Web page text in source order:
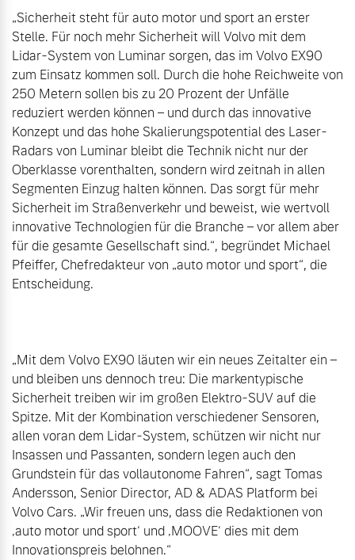
„Sicherheit steht für auto motor und sport an erster
Stelle. Für noch mehr Sicherheit will Volvo mit dem
Lidar-System von Luminar sorgen, das im Volvo EX90
zum Einsatz kommen soll. Durch die hohe Reichweite von
250 Metern sollen bis zu 20 Prozent der Unfälle
reduziert werden können – und durch das innovative
Konzept und das hohe Skalierungspotential des Laser-
Radars von Luminar bleibt die Technik nicht nur der
Oberklasse vorenthalten, sondern wird zeitnah in allen
Segmenten Einzug halten können. Das sorgt für mehr
Sicherheit im Straßenverkehr und beweist, wie wertvoll
innovative Technologien für die Branche – vor allem aber
für die gesamte Gesellschaft sind.“, begründet Michael
Pfeiffer, Chefredakteur von „auto motor und sport“, die
Entscheidung.
„Mit dem Volvo EX90 läuten wir ein neues Zeitalter ein –
und bleiben uns dennoch treu: Die markentypische
Sicherheit treiben wir im großen Elektro-SUV auf die
Spitze. Mit der Kombination verschiedener Sensoren,
allen voran dem Lidar-System, schützen wir nicht nur
Insassen und Passanten, sondern legen auch den
Grundstein für das vollautonome Fahren“, sagt Tomas
Andersson, Senior Director, AD & ADAS Platform bei
Volvo Cars. „Wir freuen uns, dass die Redaktionen von
‚auto motor und sport‘ und ‚MOOVE‘ dies mit dem
Innovationspreis belohnen.“